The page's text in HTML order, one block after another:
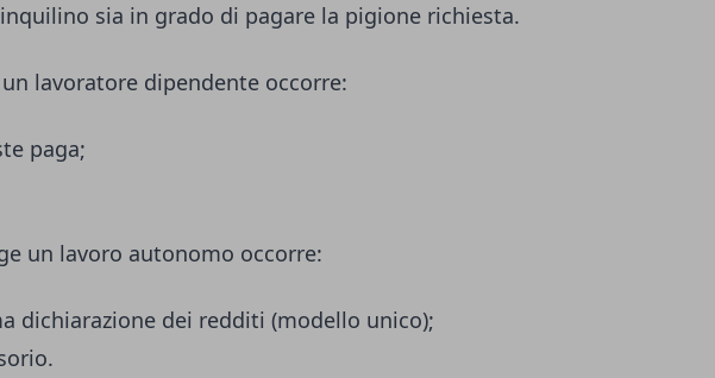
sia in grado di pagare la pigione richiesta.
lavoratore dipendente occorre:
paga;
un lavoro autonomo occorre:
dichiarazione dei redditi (modello unico);